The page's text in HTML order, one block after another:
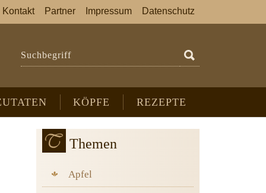
Suchbegriff
KÖPFE REZEPTE
Kontakt Partner Impressum Datenschutz
Themen
Apfel